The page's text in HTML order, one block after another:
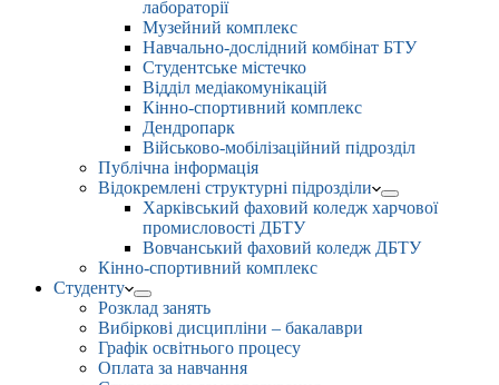
лабораторії
Музейний комплекс
Навчально-дослідний комбінат БТУ
Студентське містечко
Відділ медіакомунікацій
Кінно-спортивний комплекс
Дендропарк
Військово-мобілізаційний підрозділ
Публічна інформація
Відокремлені структурні підрозділи
Харківський фаховий коледж харчової
промисловості ДБТУ
Вовчанський фаховий коледж ДБТУ
Кінно-спортивний комплекс
Студенту
Розклад занять
Вибіркові дисципліни – бакалаври
Графік освітнього процесу
Оплата за навчання